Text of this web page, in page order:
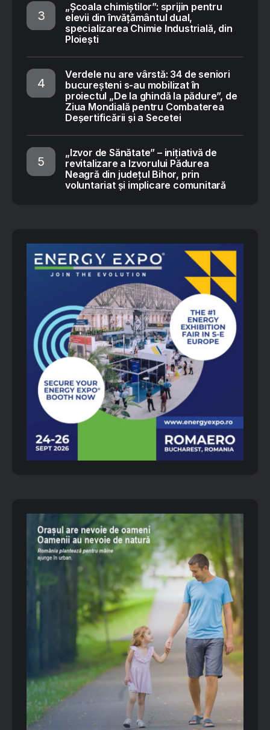
„Școala chimiștilor”: sprijin pentru
elevii din învățământul dual,
specializarea Chimie Industrială, din
Ploiești
Verdele nu are vârstă: 34 de seniori
bucureșteni s-au mobilizat în
proiectul „De la ghindă la pădure”, de
Ziua Mondială pentru Combaterea
Deșertificării și a Secetei
„Izvor de Sănătate” – inițiativă de
revitalizare a Izvorului Pădurea
Neagră din județul Bihor, prin
voluntariat și implicare comunitară